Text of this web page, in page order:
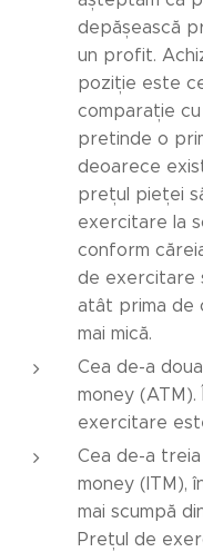
depășească
un profit.
poziție este
comparație
pretinde o
deoarece
prețul pieței
exercitare la
conform
de exercitare
atât prima de
mai mică.
Cea de-a
money
exercitare
Cea de-a
money (ITM),
mai scumpă
Prețul de